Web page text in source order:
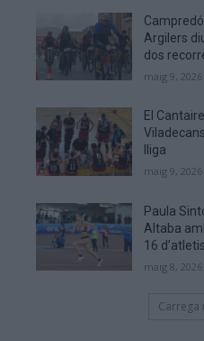
Argilers
dos
maig 9, 2026
El
lliga
maig 9, 2026
Paula
Altaba
16
maig 8, 2026
Carrega